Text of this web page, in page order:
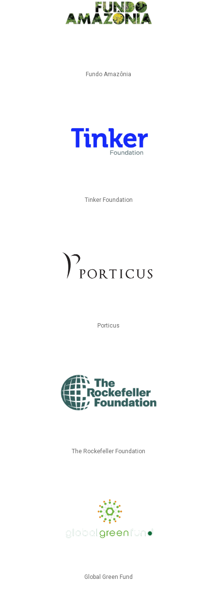
Fundo Amazônia
Tinker Foundation
Porticus
The Rockefeller Foundation
Global Green Fund